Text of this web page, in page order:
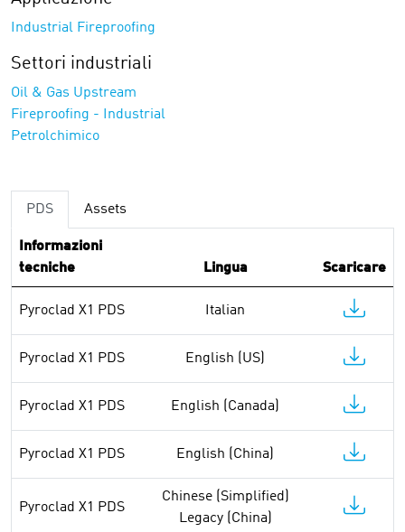
Industrial Fireproofing
Settori industriali
Oil & Gas Upstream
Fireproofing - Industrial
Petrolchimico
PDS Assets
Informazioni
tecniche
Lingua Scaricare
Pyroclad X1 PDS Italian
Pyroclad X1 PDS English (US)
Pyroclad X1 PDS English (Canada)
Pyroclad X1 PDS English (China)
Pyroclad X1 PDS
Chinese (Simplified)
Legacy (China)